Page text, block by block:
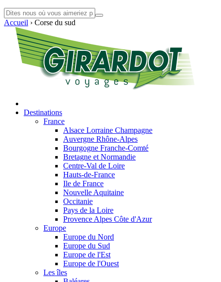
Accueil › Corse du sud
Destinations
France
Alsace Lorraine Champagne
Auvergne Rhône-Alpes
Bourgogne Franche-Comté
Bretagne et Normandie
Centre-Val de Loire
Hauts-de-France
Ile de France
Nouvelle Aquitaine
Occitanie
Pays de la Loire
Provence Alpes Côte d'Azur
Europe
Europe du Nord
Europe du Sud
Europe de l'Est
Europe de l'Ouest
Les îles